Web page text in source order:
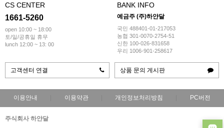
CS CENTER
1661-5260
open 10:00 ~ 18:00
토/일/공휴일 휴무
lunch 12:00 ~ 13: 00
BANK INFO
예금주 (주)하얀달
국민 488401-01-217053
농협 301-0070-2754-51
신한 100-026-831658
우리 1006-901-258617
고객센터 연결 상품 문의 게시판
이용안내 이용약관 개인정보처리방침 PC버전
주식회사 하얀달